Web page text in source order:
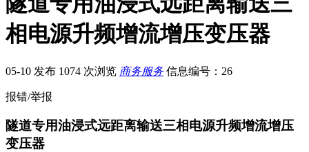
相电源升频增流增压变压器
05-10 发布 1074 次浏览 商务服务 信息编号：26
报错/举报
隧道专用油浸式远距离输送三相电源升频增流增压
变压器